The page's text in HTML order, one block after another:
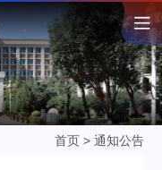
首页 > 通知公告